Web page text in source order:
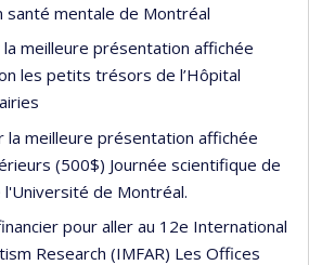
santé mentale de Montréal
meilleure présentation affichée
les petits trésors de l’Hôpital
la meilleure présentation affichée
(500$) Journée scientifique de
de Montréal.
pour aller au 12e International
Research (IMFAR) Les Offices